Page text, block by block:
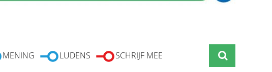
MENING LUDENS SCHRIJF MEE